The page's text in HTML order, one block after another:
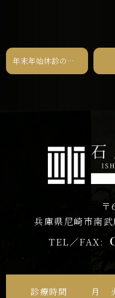
年末年始休診のお知らせ
兵庫県尼崎市南
TEL／FAX:
診療時間 月